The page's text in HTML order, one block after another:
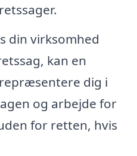
din virksomhed
kan en
dig i
og arbejde for
for retten, hvis